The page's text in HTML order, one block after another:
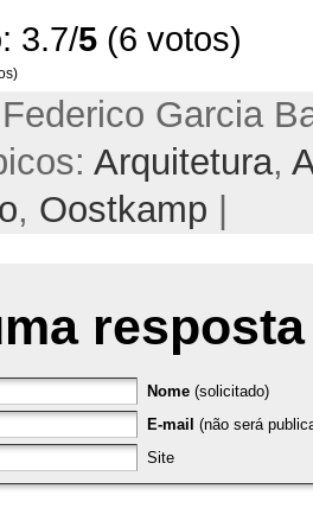
3.7/5 (6 votos)
Garcia
Arquitetura,
, Oostkamp
resposta
Nome (solicitado)
E-mail (não será
Site